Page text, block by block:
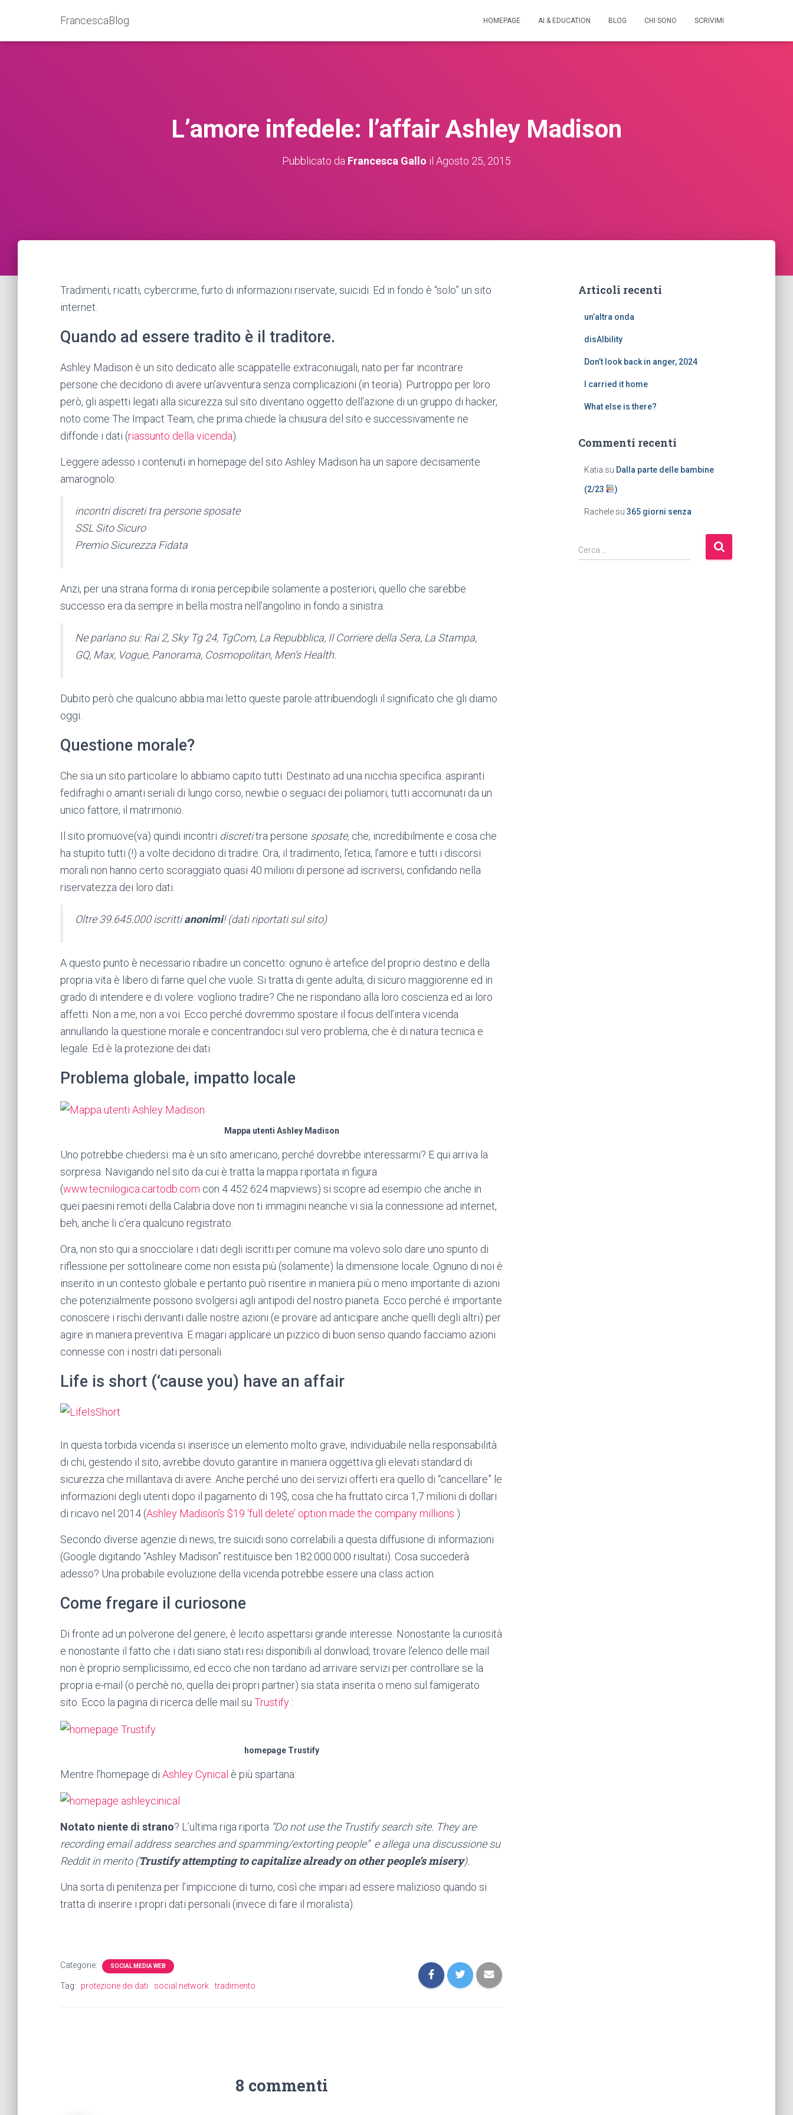
FrancescaBlog HOMEPAGE AI & EDUCATION BLOG CHI SONO SCRIVIMI
L’amore infedele: l’affair Ashley Madison
Pubblicato da Francesca Gallo il Agosto 25, 2015
Tradimenti, ricatti, cybercrime, furto di informazioni riservate, suicidi. Ed in fondo è “solo” un sito
internet.
Quando ad essere tradito è il traditore.
Ashley Madison è un sito dedicato alle scappatelle extraconiugali, nato per far incontrare
persone che decidono di avere un’avventura senza complicazioni (in teoria). Purtroppo per loro
però, gli aspetti legati alla sicurezza sul sito diventano oggetto dell’azione di un gruppo di hacker,
noto come The Impact Team, che prima chiede la chiusura del sito e successivamente ne
diffonde i dati (riassunto della vicenda).
Leggere adesso i contenuti in homepage del sito Ashley Madison ha un sapore decisamente
amarognolo:
incontri discreti tra persone sposate
SSL Sito Sicuro
Premio Sicurezza Fidata
Anzi, per una strana forma di ironia percepibile solamente a posteriori, quello che sarebbe
successo era da sempre in bella mostra nell’angolino in fondo a sinistra:
Ne parlano su: Rai 2, Sky Tg 24, TgCom, La Repubblica, Il Corriere della Sera, La Stampa,
GQ, Max, Vogue, Panorama, Cosmopolitan, Men’s Health.
Dubito però che qualcuno abbia mai letto queste parole attribuendogli il significato che gli diamo
oggi.
Questione morale?
Che sia un sito particolare lo abbiamo capito tutti. Destinato ad una nicchia specifica: aspiranti
fedifraghi o amanti seriali di lungo corso, newbie o seguaci dei poliamori, tutti accomunati da un
unico fattore, il matrimonio.
Il sito promuove(va) quindi incontri discretitra persone sposate, che, incredibilmente e cosa che
ha stupito tutti (!) a volte decidono di tradire. Ora, il tradimento, l’etica, l’amore e tutti i discorsi
morali non hanno certo scoraggiato quasi 40 milioni di persone ad iscriversi, confidando nella
riservatezza dei loro dati.
Oltre 39.645.000 iscrittianonimi! (dati riportati sul sito)
A questo punto è necessario ribadire un concetto: ognuno è artefice del proprio destino e della
propria vita è libero di farne quel che vuole. Si tratta di gente adulta, di sicuro maggiorenne ed in
grado di intendere e di volere: vogliono tradire? Che ne rispondano alla loro coscienza ed ai loro
affetti. Non a me, non a voi. Ecco perché dovremmo spostare il focus dell’intera vicenda
annullando la questione morale e concentrandoci sul vero problema, che è di natura tecnica e
legale. Ed è la protezione dei dati.
Problema globale, impatto locale
Mappa utenti Ashley Madison
Uno potrebbe chiedersi: ma è un sito americano, perché dovrebbe interessarmi? E qui arriva la
sorpresa. Navigando nel sito da cui è tratta la mappa riportata in figura
(www.tecnilogica.cartodb.com con 4 452 624 mapviews) si scopre ad esempio che anche in
quei paesini remoti della Calabria dove non ti immagini neanche vi sia la connessione ad internet,
beh, anche li c’era qualcuno registrato.
Ora, non sto qui a snocciolare i dati degli iscritti per comune ma volevo solo dare uno spunto di
riflessione per sottolineare come non esista più (solamente) la dimensione locale. Ognuno di noi è
inserito in un contesto globale e pertanto può risentire in maniera più o meno importante di azioni
che potenzialmente possono svolgersi agli antipodi del nostro pianeta. Ecco perché é importante
conoscere i rischi derivanti dalle nostre azioni (e provare ad anticipare anche quelli degli altri) per
agire in maniera preventiva. E magari applicare un pizzico di buon senso quando facciamo azioni
connesse con i nostri dati personali.
Life is short (‘cause you) have an affair
In questa torbida vicenda si inserisce un elemento molto grave, individuabile nella responsabilità
di chi, gestendo il sito, avrebbe dovuto garantire in maniera oggettiva gli elevati standard di
sicurezza che millantava di avere. Anche perché uno dei servizi offerti era quello di “cancellare” le
informazioni degli utenti dopo il pagamento di 19$, cosa che ha fruttato circa 1,7 milioni di dollari
di ricavo nel 2014 (Ashley Madison’s $19 ‘full delete’ option made the company millions ).
Secondo diverse agenzie di news, tre suicidi sono correlabili a questa diffusione di informazioni
(Google digitando “Ashley Madison” restituisce ben 182.000.000 risultati). Cosa succederà
adesso? Una probabile evoluzione della vicenda potrebbe essere una class action.
Come fregare il curiosone
Di fronte ad un polverone del genere, è lecito aspettarsi grande interesse. Nonostante la curiosità
e nonostante il fatto che i dati siano stati resi disponibili al donwload, trovare l’elenco delle mail
non è proprio semplicissimo, ed ecco che non tardano ad arrivare servizi per controllare se la
propria e-mail (o perchè no, quella dei propri partner) sia stata inserita o meno sul famigerato
sito. Ecco la pagina di ricerca delle mail su Trustify :
homepage Trustify
Mentre l’homepage di Ashley Cynical è più spartana:
Notato niente di strano? L’ultima riga riporta “Do not use the Trustify search site. They are
recording email address searches and spamming/extorting people” e allega una discussione su
Reddit in merito (Trustify attempting to capitalize already on other people’s misery).
Una sorta di penitenza per l’impiccione di turno, così che impari ad essere malizioso quando si
tratta di inserire i propri dati personali (invece di fare il moralista).
Categorie: SOCIAL MEDIA WEB
Tag: protezione dei dati social network tradimento
8 commenti
Articoli recenti
un’altra onda
disAIbility
Don’t look back in anger, 2024
I carried it home
What else is there?
Commenti recenti
Katia su Dalla parte delle bambine
(2/23 )
Rachelesu 365 giorni senza
Cerca …